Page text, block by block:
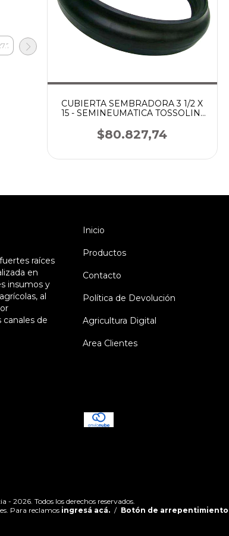
CUBIERTA SEMBRADORA 3 1/2 X
15 - SEMINEUMATICA TOSSOLINI
$80.827,74
raíces
en
insumos y
al
canales de
Inicio
Productos
Contacto
Política de Devolución
Agricultura Digital
Area Clientes
2026. Todos los derechos reservados.
Para reclamos ingresá acá. / Botón de arrepentimiento